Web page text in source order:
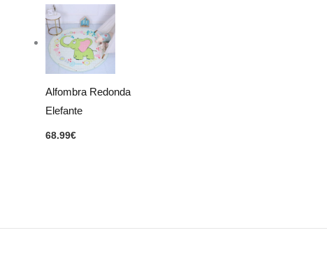
Alfombra Redonda
Elefante
68.99€